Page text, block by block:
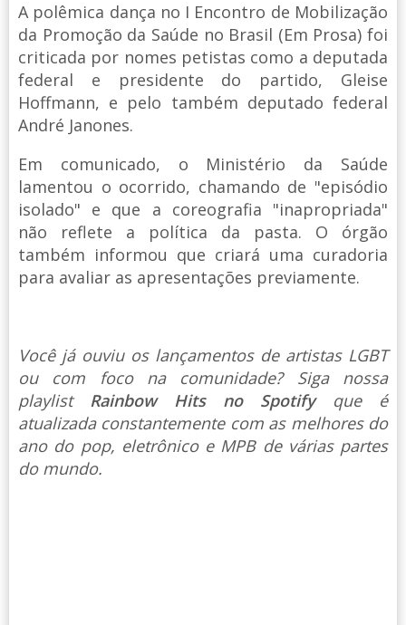
A polêmica dança no I Encontro de Mobilização
da Promoção da Saúde no Brasil (Em Prosa) foi
criticada por nomes petistas como a deputada
federal e presidente do partido, Gleise
Hoffmann, e pelo também deputado federal
André Janones.
Em comunicado, o Ministério da Saúde
lamentou o ocorrido, chamando de "episódio
isolado" e que a coreografia "inapropriada"
não reflete a política da pasta. O órgão
também informou que criará uma curadoria
para avaliar as apresentações previamente.
Você já ouviu os lançamentos de artistas LGBT
ou com foco na comunidade? Siga nossa
playlist Rainbow Hits no Spotify que é
atualizada constantemente com as melhores do
ano do pop, eletrônico e MPB de várias partes
do mundo.